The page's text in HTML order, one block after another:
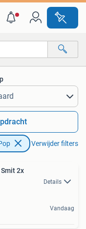
Verwijder filters
2x
Details
Vandaag